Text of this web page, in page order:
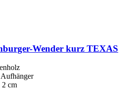
​Wender kurz TEXAS
2 cm